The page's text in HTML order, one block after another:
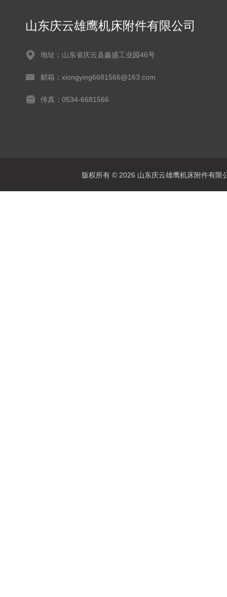
山东庆云雄鹰机床附件有限公司
地址：山东省庆云县鑫盛工业园46号
邮箱：xiongying6681566@163.com
传真：0534-6681566
版权所有 © 2026 山东庆云雄鹰机床附件有